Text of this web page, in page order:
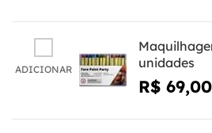
ADICIONAR
unidades
R$ 69,00